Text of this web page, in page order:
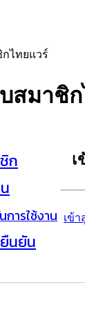
สมาชิ
ก
ารใช้งาน
นยัน
เ
เข้า